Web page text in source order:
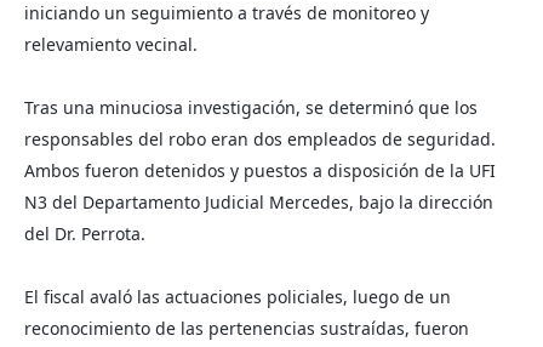
iniciando un seguimiento a través de monitoreo y
relevamiento vecinal.
Tras una minuciosa investigación, se determinó que los
responsables del robo eran dos empleados de seguridad.
Ambos fueron detenidos y puestos a disposición de la UFI
N3 del Departamento Judicial Mercedes, bajo la dirección
del Dr. Perrota.
El fiscal avaló las actuaciones policiales, luego de un
reconocimiento de las pertenencias sustraídas, fueron